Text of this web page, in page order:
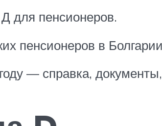
для пенсионеров.
пенсионеров в
— справка,